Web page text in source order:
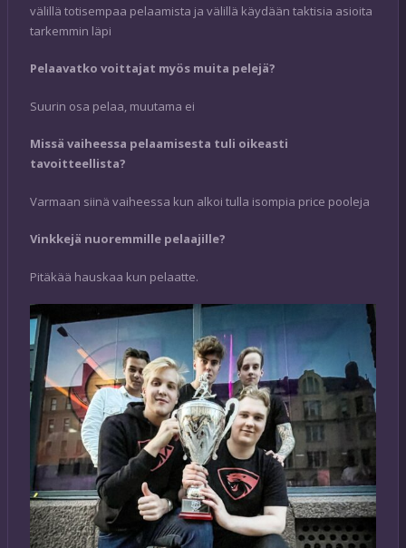
välillä totisempaa pelaamista ja välillä käydään taktisia asioita
tarkemmin läpi
Pelaavatko voittajat myös muita pelejä?
Suurin osa pelaa, muutama ei
Missä vaiheessa pelaamisesta tuli oikeasti
tavoitteellista?
Varmaan siinä vaiheessa kun alkoi tulla isompia price pooleja
Vinkkejä nuoremmille pelaajille?
Pitäkää hauskaa kun pelaatte.